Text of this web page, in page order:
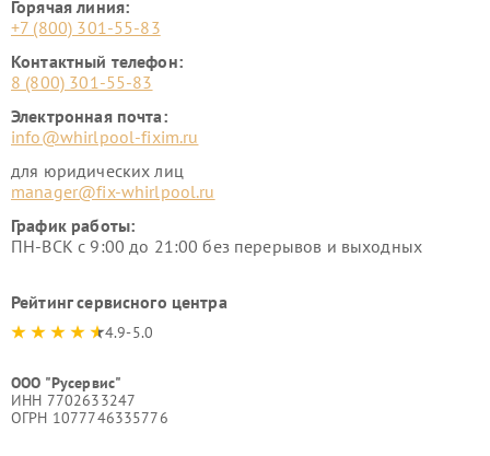
Горячая линия:
+7 (800) 301-55-83
Контактный телефон:
8 (800) 301-55-83
Электронная почта:
info@whirlpool-fixim.ru
для юридических лиц
manager@fix-whirlpool.ru
График работы:
ПН-ВСК с 9:00 до 21:00 без перерывов и выходных
Рейтинг сервисного центра
4.9-5.0
ООО "Русервис"
ИНН 7702633247
ОГРН 1077746335776